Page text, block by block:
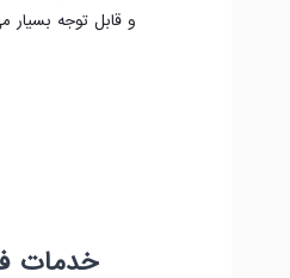
و قابل توجه بسیار
خدمات